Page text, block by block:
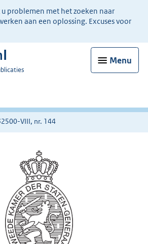
problemen met het zoeken naar
aan een oplossing. Excuses voor
Menu
VIII, nr. 144